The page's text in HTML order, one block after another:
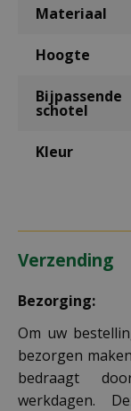
Materiaal
Hoogte
Bijpassende
schotel
Kleur
Verzending
Bezorging:
Om uw
bezorgen
bedraagt
werkdagen.